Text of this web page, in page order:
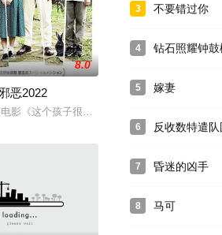
（鳯凰女）同時產子。錦鳯子夭折錦鳯暗中以
8.0
恶2022
影《这个孩子很邪恶》。官方发布了首枚剧
3 不要错过你
4 钻石照耀钟鼓
5 嫁妻
6 反收数特遣
7 昏迷的凶手
8 马可